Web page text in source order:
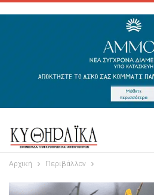
Αρχική Περιβάλλον